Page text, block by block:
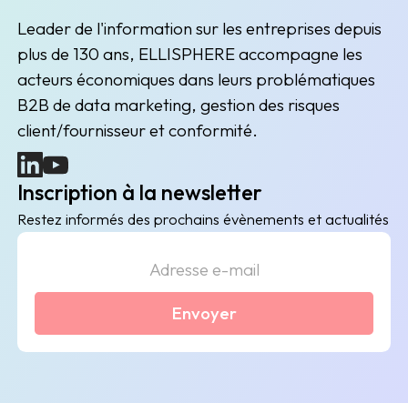
Leader de l'information sur les entreprises depuis
plus de 130 ans, ELLISPHERE accompagne les
acteurs économiques dans leurs problématiques
B2B de data marketing, gestion des risques
client/fournisseur et conformité.
(nouvelle fenêtre)
(nouvelle fenêtre)
Inscription à la newsletter
Restez informés des prochains évènements et actualités
Envoyer